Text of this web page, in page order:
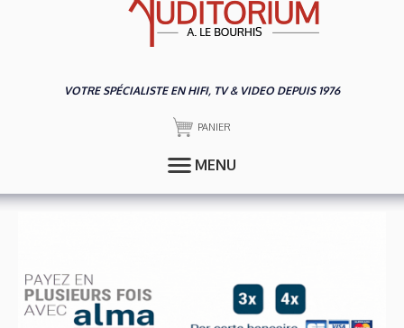
VOTRE SPÉCIALISTE EN HIFI, TV & VIDEO DEPUIS 1976
PANIER
MENU